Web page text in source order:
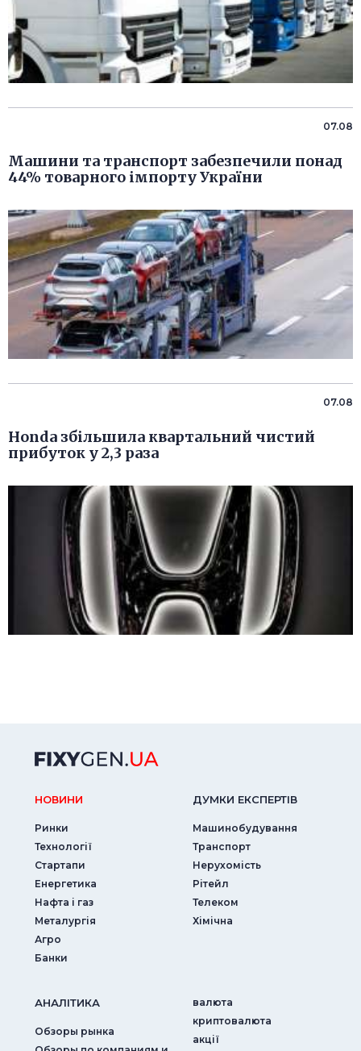
07.08
Машини та транспорт забезпечили понад
44% товарного імпорту України
07.08
Honda збільшила квартальний чистий
прибуток у 2,3 раза
НОВИНИ
Ринки
Технології
Стартапи
Енергетика
Нафта і газ
Металургія
Агро
Банки
ДУМКИ ЕКСПЕРТIВ
Машинобудування
Транспорт
Нерухомість
Рітейл
Телеком
Хімічна
АНАЛIТИКА
Обзоры рынка
валюта
криптовалюта
акції